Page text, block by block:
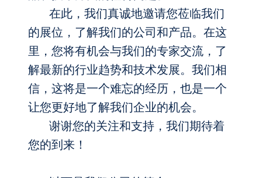
在此，我们真诚地邀请您莅临我们
的展位，了解我们的公司和产品。在这
里，您将有机会与我们的专家交流，了
解最新的行业趋势和技术发展。我们相
信，这将是一个难忘的经历，也是一个
让您更好地了解我们企业的机会。
谢谢您的关注和支持，我们期待着
您的到来！